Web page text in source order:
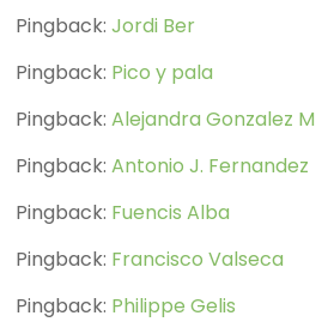
Pingback:Jordi Ber
Pingback: Pico y pala
Pingback:Alejandra Gonzalez M
Pingback:Antonio J. Fernandez
Pingback: Fuencis Alba
Pingback: Francisco Valseca
Pingback: Philippe Gelis